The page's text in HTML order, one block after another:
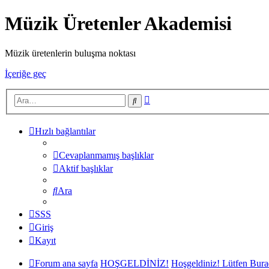
Müzik Üretenler Akademisi
Müzik üretenlerin buluşma noktası
İçeriğe geç
Ara
Hızlı bağlantılar
Cevaplanmamış başlıklar
Aktif başlıklar
Ara
SSS
Giriş
Kayıt
Forum ana sayfa HOŞGELDİNİZ! Hoşgeldiniz! Lütfen